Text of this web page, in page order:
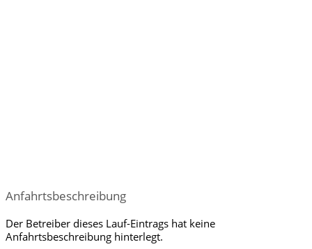
Anfahrtsbeschreibung
Der Betreiber dieses Lauf-Eintrags hat keine
Anfahrtsbeschreibung hinterlegt.